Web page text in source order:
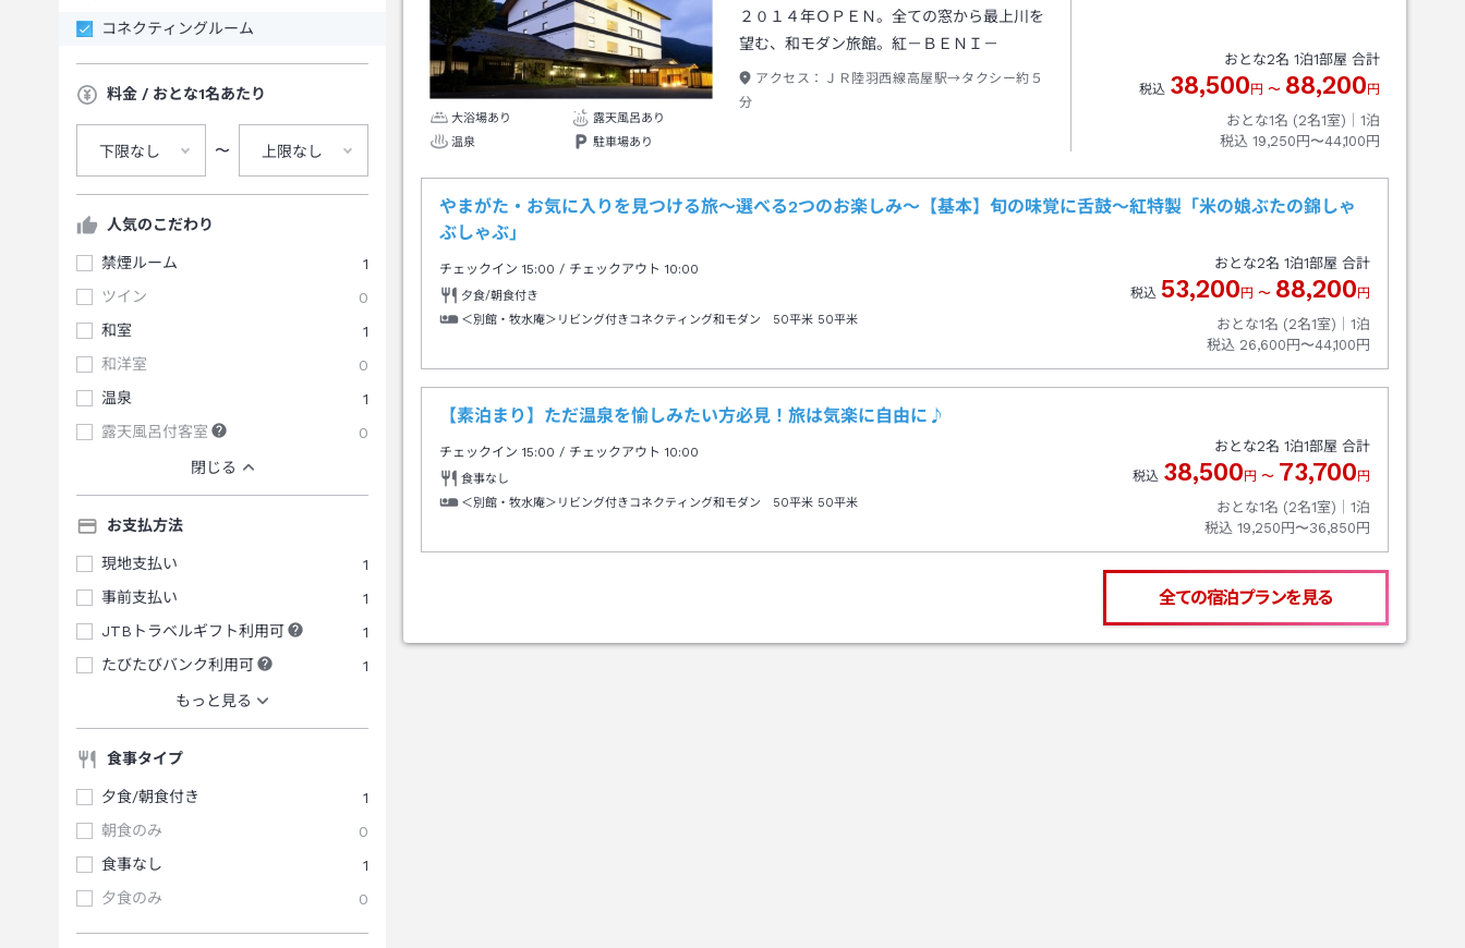
コネクティングルーム
料金 / おとな1名あたり
下限なし 〜 上限なし
人気のこだわり
禁煙ルーム
1
ツイン
0
和室
1
和洋室
0
温泉
1
露天風呂付客室
0
閉じる
お支払方法
現地支払い
1
事前支払い
1
JTBトラベルギフト利用可
1
たびたびバンク利用可
1
もっと見る
食事タイプ
夕食/朝食付き
1
朝食のみ
0
食事なし
1
夕食のみ
0
大浴場あり
露天風呂あり
温泉
駐車場あり
２０１４年ＯＰＥＮ。全ての窓から最上川を
望む、和モダン旅館。紅－ＢＥＮＩ－
アクセス：
ＪＲ陸羽西線高屋駅→タクシー約５
分
おとな2名 1泊1部屋 合計
税込 38,500 円 〜 88,200 円
おとな1名 (2名1室)｜ 1泊
税込 19,250円〜44,100円
やまがた・お気に入りを見つける旅～選べる2つのお楽しみ～【基本】旬の味覚に舌鼓～紅特製「米の娘ぶたの錦しゃ
ぶしゃぶ」
チェックイン15:00 / チェックアウト 10:00
夕食/朝食付き
＜別館・牧水庵＞リビング付きコネクティング和モダン 50平米 50平米
おとな2名 1泊1部屋 合計
税込 53,200 円 〜 88,200 円
おとな1名 (2名1室)｜ 1泊
税込 26,600円〜44,100円
【素泊まり】ただ温泉を愉しみたい方必見！旅は気楽に自由に♪
チェックイン15:00 / チェックアウト 10:00
食事なし
＜別館・牧水庵＞リビング付きコネクティング和モダン 50平米 50平米
おとな2名 1泊1部屋 合計
税込 38,500 円 〜 73,700 円
おとな1名 (2名1室)｜ 1泊
税込 19,250円〜36,850円
全ての宿泊プランを見る